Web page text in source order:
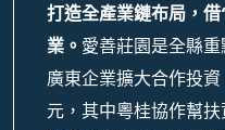
打造全產業鏈布局，
業。 愛善莊園是全縣
廣東企業擴大合作投
元，其中粵桂協作幫